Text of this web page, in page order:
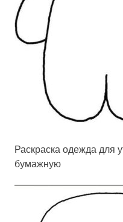
Раскраска одежда для
бумажную